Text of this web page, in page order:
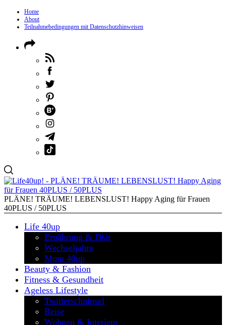
Home
About
Teilnahmebedingungen mit Datenschutzhinweisen
PLÄNE! TRÄUME! LEBENSLUST! Happy Aging für Frauen
40PLUS / 50PLUS
Life 40up
Ernährung & Diät
Wechseljahre
Mom 40up
Beauty & Fashion
Fitness & Gesundheit
Ageless Lifestyle
Twitterschnipsel
Reise
Wohnen & Interieur